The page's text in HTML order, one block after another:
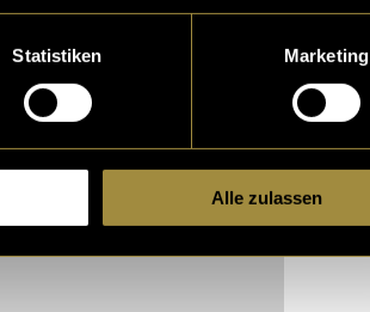
Statistiken Marketing
Alle zulassen